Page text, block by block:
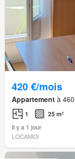
420 €/mois
Appartement à
1
25 m²
Il y a 1 jour
LOCAMOI